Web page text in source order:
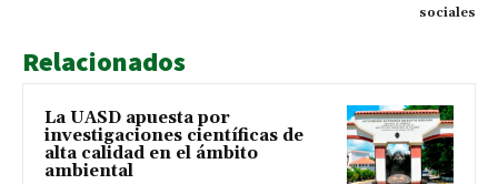
sociales
Relacionados
La UASD apuesta por
investigaciones científicas de
alta calidad en el ámbito
ambiental